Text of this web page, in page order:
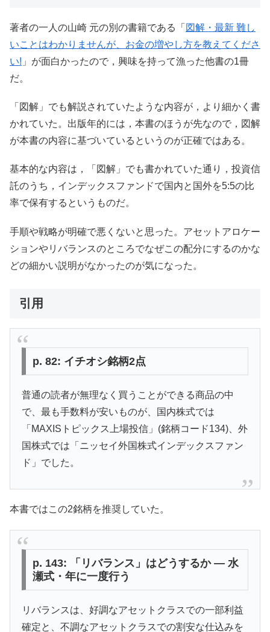
著者の一人の山崎 元の別の書籍である「 図解・最新 難し
いことはわかりませんが、お金の増やし方を教えてくださ
い! 」が面白かったので，興味を持って漁った他書の1冊
だ。
「図解」でも解説されていたような内容が，より細かく書
かれていた。出版年的には，本書のほうが先なので，図解
が本書の内容に基づいているというのが正確ではある。
基本的な内容は，「図解」でも書かれていた通り，投資信
託のうち，インデックスファンドで国内と国外を5:5の比
率で保有するというものだ。
手順や戦略が明確で悪くないと思った。アセットアロケー
ションやリバランスのところでなぜこの配分にするのかな
どの細かい説明がなかったのが気になった。
引用
p. 82: イチオシ銘柄2点
普通の読者が無理なく買うことができる商品の中
で、最も手数料が安いものが、国内株式では
「MAXISトピックス上場投信」(銘柄コード134)、外
国株式では「ニッセイ外国株式インデックスファン
ド」でした。
本書ではこの2銘柄を推奨していた。
p. 143: 「リバランス」はどうするか — 水
瀬式・年に一度行う
リバランスは、好調なアセットクラスでの一部利益
確定と、不調なアセットクラスでの割安な仕込みを